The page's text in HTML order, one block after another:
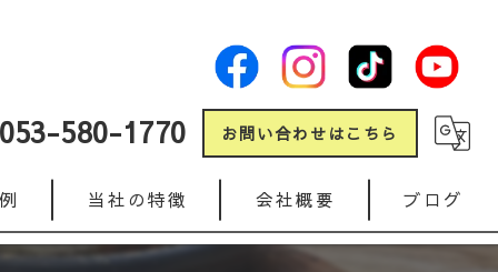
053-580-1770 お問い合わせはこちら
当社の特徴 会社概要 ブログ